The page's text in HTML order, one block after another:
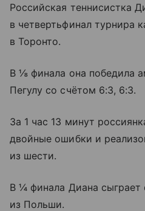
Российская теннисистка
в четвертьфинал турнира
в Торонто.
В ⅛ финала она победила
Пегулу со счётом 6:3, 6:3.
За 1 час 13 минут
двойные ошибки и
из шести.
В ¼ финала Диана сыграет
из Польши.